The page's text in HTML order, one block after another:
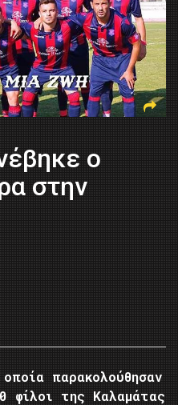
ο
στην
παρακολούθησαν
φίλοι της Καλαμάτας